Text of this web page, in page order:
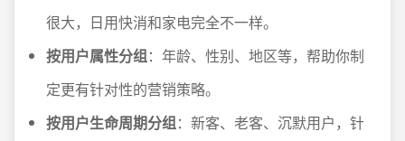
很大，日用快消和家电完全不一样。
按用户属性分组：年龄、性别、地区等，帮助你制
定更有针对性的营销策略。
按用户生命周期分组：新客、老客、沉默用户，针